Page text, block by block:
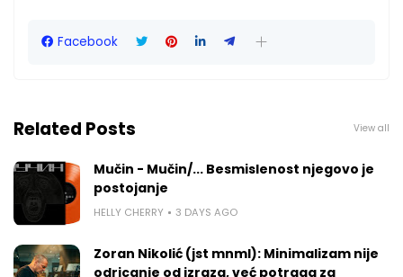
Facebook
Related Posts View all
Mučin - Mučin/... Besmislenost njegovo je
postojanje
HELLY CHERRY 3 DAYS AGO
Zoran Nikolić (jst mnml): Minimalizam nije
odricanje od izraza, već potraga za